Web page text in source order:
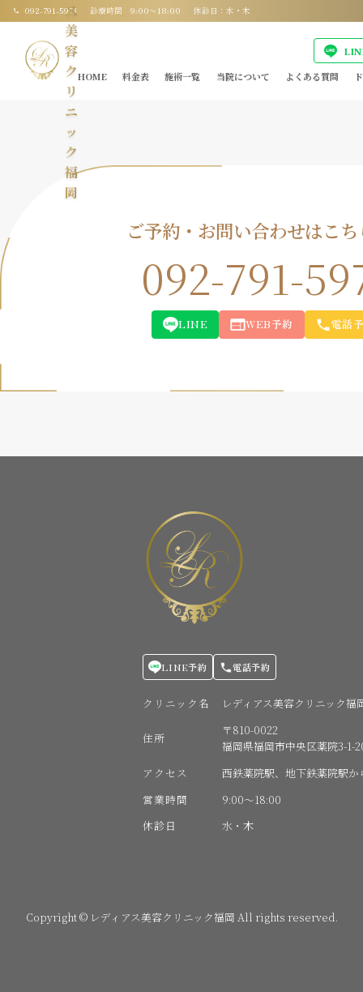
092-791-5973 診療時間 9:00〜18:00 休診日：水・木
ス
美
容
ク
リ
ニ
ッ
ク
福
岡
HOME
料金表 施術一覧 当院について よくある質問
ご予約・お問い合わせはこ
092-791-
LINE WEB予約 電話
LINE予約 電話予約
クリニック名 レディアス美容クリニック福
住所
〒810-0022
福岡県福岡市中央区薬院3-1-
アクセス
西鉄薬院駅、地下鉄薬院駅か
営業時間
9:00〜18:00
休診日
水・木
Copyright © レディアス美容クリニック福岡 All rights reserved.